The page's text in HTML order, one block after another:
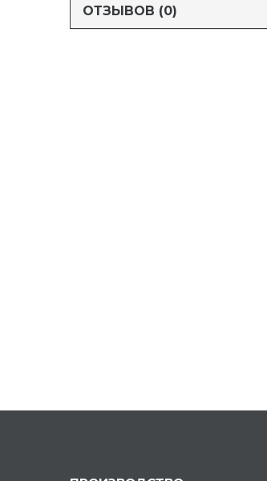
ОТЗЫВОВ (0)